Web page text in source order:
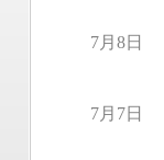
7月8日
7月7日